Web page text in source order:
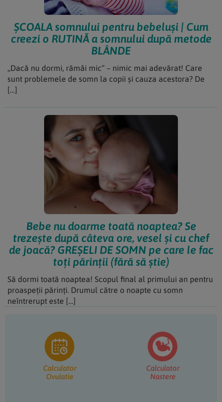
ȘCOALA somnului pentru bebeluși | Cum
creezi o RUTINĂ a somnului după metode
BLÂNDE
„Dacă nu dormi, rămâi mic“ – nimic mai adevărat! Care
sunt problemele de somn la copii și cauza acestora? De
[…]
Bebe nu doarme toată noaptea? Se
trezește după câteva ore, vesel și cu chef
de joacă? GREȘELI DE SOMN pe care le fac
toți părinții (fără să știe)
Să dormi toată noaptea! Scopul final al primului an pentru
proaspeții părinți. Drumul către o noapte cu somn
neîntrerupt este […]
principală
Calculator
Ovulatie
Calculator
Nastere